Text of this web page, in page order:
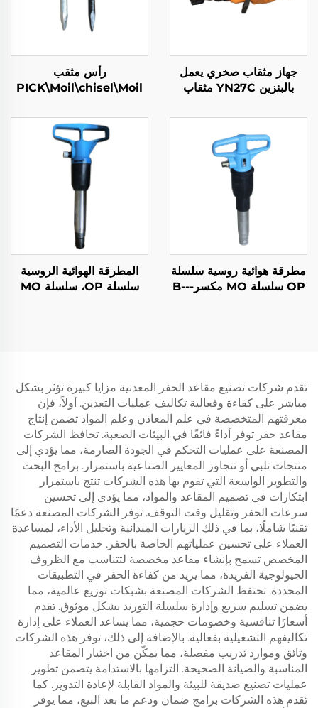
جهاز مثقاب صخري يعمل
بالبنزين YN27C مثقاب
مطرقة جاك
رأس مثقب
PICK\Moil\chisel\Moil
Chisel\Narrow Chisel
مطرقة هوائية روسية سلسلة
OP سلسلة MO مكسر--B-
المطرقة الهوائية الروسية
سلسلة OP، سلسلة MO
تقدم شركات تصنيع مقاعد الحفر المعدنية مزايا كبيرة تؤثر بشكل
مباشر على كفاءة وفعالية تكاليف عمليات التعدين. أولاً، فإن
معرفتهم المتخصصة في علم المعادن وعلم المواد تضمن إنتاج
مقاعد حفر توفر أداءً فائقًا في البيئات الصعبة. تحافظ الشركات
المصنعة على عمليات التحكم في الجودة الصارمة، مما يؤدي إلى
منتجات تلبي أو تتجاوز المعايير الصناعية باستمرار. برامج البحث
والتطوير الواسعة التي تقوم بها هذه الشركات تنتج باستمرار
ابتكارات في تصميم المقاعد والمواد، مما يؤدي إلى تحسين
سرعات الحفر وتقليل وقت التوقف. توفر الشركات المصنعة دعمًا
تقنيًا شاملًا، بما في ذلك الزيارات الميدانية وتحليل الأداء، لمساعدة
العملاء على تحسين عملياتهم الخاصة بالحفر. خدمات التصميم
المخصص تسمح بإنشاء مقاعد مخصصة لتتناسب مع الظروف
الجيولوجية الفريدة، مما يزيد من كفاءة الحفر في التطبيقات
المحددة. تحتفظ الشركات المصنعة بشبكات توزيع عالمية، مما
يضمن تسليم سريع وإدارة سلسلة التوريد بشكل موثوق. تقدم
أسعارًا تنافسية وخصومات حجمية، مما يساعد العملاء على إدارة
تكاليفهم التشغيلية بفعالية. بالإضافة إلى ذلك، توفر هذه الشركات
وثائق وموارد تدريب مفصلة، مما يمكّن من اختيار المقاعد
المناسبة والصيانة الصحيحة. التزامها بالاستدامة يتضمن تطوير
عمليات تصنيع صديقة للبيئة والمواد القابلة لإعادة التدوير. كما
تقدم هذه الشركات برامج ضمان ودعم ما بعد البيع، مما يوفر